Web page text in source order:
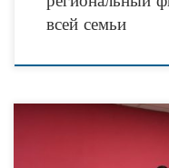
всей семьи